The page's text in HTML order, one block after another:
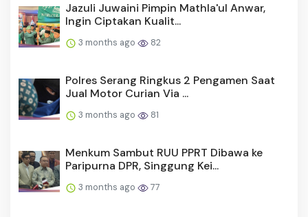
Jazuli Juwaini Pimpin Mathla'ul Anwar,
Ingin Ciptakan Kualit...
3 months ago 82
Polres Serang Ringkus 2 Pengamen Saat
Jual Motor Curian Via ...
3 months ago 81
Menkum Sambut RUU PPRT Dibawa ke
Paripurna DPR, Singgung Kei...
3 months ago 77